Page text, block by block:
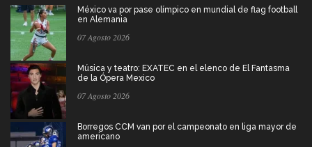
México va por pase olímpico en mundial de flag football
en Alemania
07 Agosto 2026
Música y teatro: EXATEC en el elenco de El Fantasma
de la Ópera Mexico
07 Agosto 2026
Borregos CCM van por el campeonato en liga mayor de
americano